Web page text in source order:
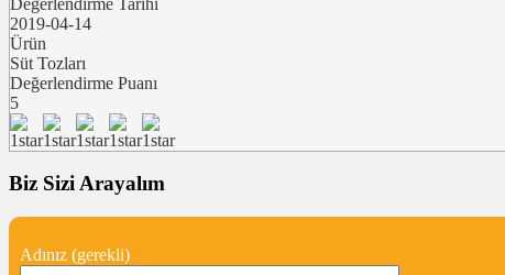
2019-04-14
Ürün
Süt Tozları
Değerlendirme Puanı
5
Biz Sizi Arayalım
Adınız (gerekli)